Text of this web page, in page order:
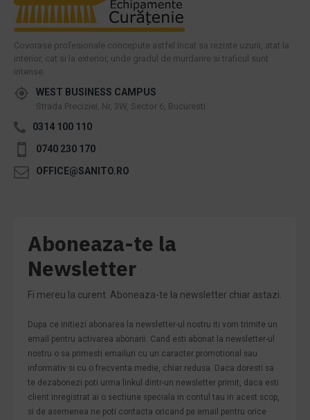
Covorase profesionale concepute astfel incat sa reziste uzurii, atat la
interior, cat si la exterior, unde gradul de murdarire si traficul sunt
intense.
WEST BUSINESS CAMPUS
Strada Preciziei, Nr, 3W, Sector 6, Bucuresti
0314 100 110
0740 230 170
OFFICE@SANITO.RO
Aboneaza-te la
Newsletter
Fi mereu la curent. Aboneaza-te la newsletter chiar astazi.
Dupa ce initiezi abonarea la newsletter-ul nostru iti vom trimite un
email pentru activarea abonarii. Cand esti abonat la newsletter-ul
nostru o sa primesti emailuri cu un caracter promotional sau
informativ si cu o frecventa medie, chiar redusa. Daca doresti sa
te dezabonezi poti urma linkul dintr-un newsletter primit, daca esti
client inregistrat ai o sectiune speciala in contul tau in acest scop,
si de asemenea ne poti contacta oricand pe email pentru orice